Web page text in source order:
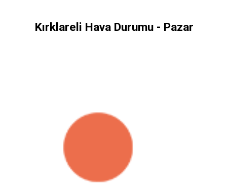
Kırklareli Hava Durumu - Pazar